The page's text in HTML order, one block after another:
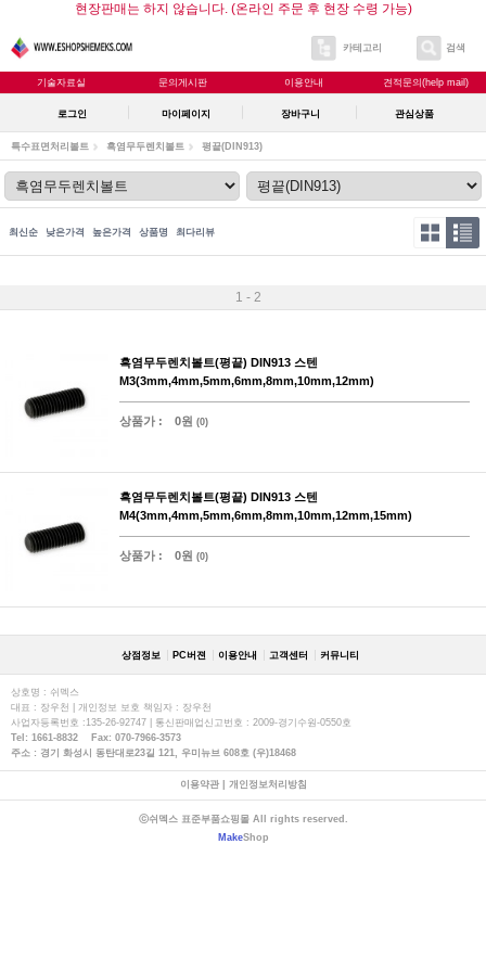
현장판매는 하지 않습니다. (온라인 주문 후 현장 수령 가능)
카테고리 검색
기술자료실 문의게시판 이용안내 견적문의(help mail)
로그인 마이페이지 장바구니 관심상품
특수표면처리볼트 흑염무두렌치볼트 평끝(DIN913)
최신순 낮은가격 높은가격 상품명 최다리뷰
1 - 2
흑염무두렌치볼트(평끝) DIN913 스텐
M3(3mm,4mm,5mm,6mm,8mm,10mm,12mm)
상품가 : 0원 (0)
흑염무두렌치볼트(평끝) DIN913 스텐
M4(3mm,4mm,5mm,6mm,8mm,10mm,12mm,15mm)
상품가 : 0원 (0)
상점정보 PC버젼 이용안내 고객센터 커뮤니티
상호명 : 쉬멕스
대표 : 장우천 | 개인정보 보호 책임자 : 장우천
사업자등록번호 :135-26-92747 | 통신판매업신고번호 : 2009-경기수원-0550호
Tel: 1661-8832 Fax: 070-7966-3573
주소 : 경기 화성시 동탄대로23길 121, 우미뉴브 608호 (우)18468
이용약관| 개인정보처리방침
ⓒ쉬멕스 표준부품쇼핑몰 All rights reserved.
MakeShop